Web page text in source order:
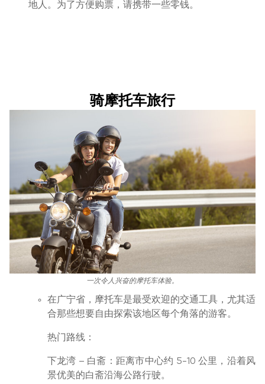
地人。为了方便购票，请携带一些零钱。
骑摩托车旅行
一次令人兴奋的摩托车体验。
在广宁省，摩托车是最受欢迎的交通工具，尤其适
合那些想要自由探索该地区每个角落的游客。
热门路线：
下龙湾 – 白斋：距离市中心约 5-10 公里，沿着风
景优美的白斋沿海公路行驶。